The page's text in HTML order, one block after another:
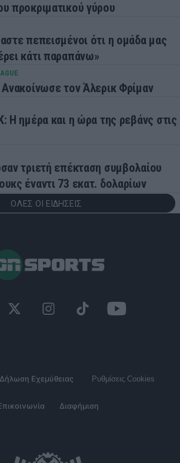
προκριματικού γύρου
πεπεισμένοι ότι η ομάδα μας
κάτι παραπάνω»
τον Άλερικ Φρίμαν
Η ημέρα και η ώρα της ρεβάνς στις
τριετή επέκταση συμβολαίου
έναντι 73 εκατ. δολαρίων
ΟΛΕΣ ΟΙ ΕΙΔΗΣΕΙΣ
Δήλωση Εχεμύθειας Ρυθμίσεις Cookies
Διαφήμιση